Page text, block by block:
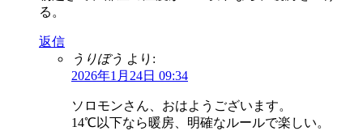
る。
返信
うりぼう より:
2026年1月24日 09:34
ソロモンさん、おはようございます。
14℃以下なら暖房、明確なルールで楽しい。